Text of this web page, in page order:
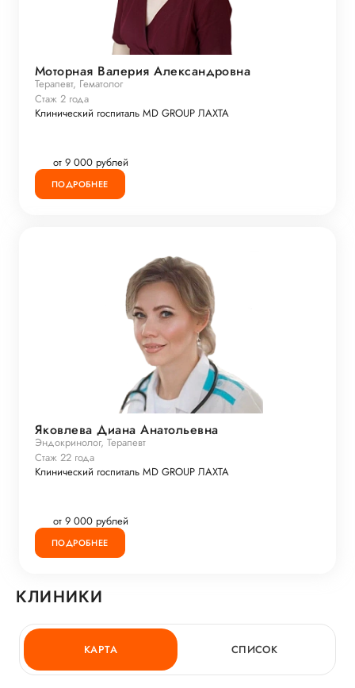
Моторная Валерия Александровна
Терапевт, Гематолог
Стаж 2 года
Клинический госпиталь MD GROUP ЛАХТА
от 9 000 рублей
ПОДРОБНЕЕ
Яковлева Диана Анатольевна
Эндокринолог, Терапевт
Стаж 22 года
Клинический госпиталь MD GROUP ЛАХТА
от 9 000 рублей
ПОДРОБНЕЕ
КЛИНИКИ
КАРТА СПИСОК